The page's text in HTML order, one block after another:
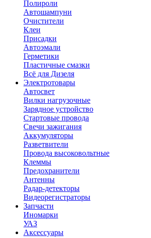
Полироли
Автошампуни
Очистители
Клеи
Присадки
Автоэмали
Герметики
Пластичные смазки
Всё для Дизеля
Электротовары
Автосвет
Вилки нагрузочные
Зарядное устройство
Стартовые провода
Свечи зажигания
Аккумуляторы
Разветвители
Провода высоковольтные
Клеммы
Предохранители
Антенны
Радар-детекторы
Видеорегистраторы
Запчасти
Иномарки
УАЗ
Аксесcуары